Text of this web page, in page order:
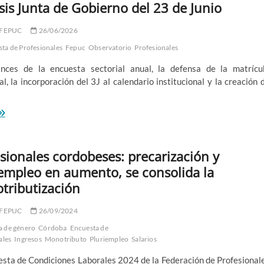
Junta de Gobierno del 23 de Junio
26/06/2026
de Profesionales Fepuc Observatorio Profesionales
de la encuesta sectorial anual, la defensa de la
la incorporación del 3J al calendario institucional y la creación
cordobeses: precarización y
en aumento, se consolida la
26/09/2024
de género Córdoba Encuesta de
Ingresos Monotributo Pluriempleo Salarios
de Condiciones Laborales 2024 de la Federación de